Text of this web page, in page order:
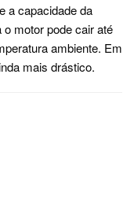
a capacidade da
motor pode cair até
ambiente. Em
mais drástico.